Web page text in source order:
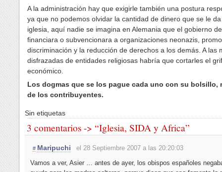
A la administración hay que exigirle también una postura
ya que no podemos olvidar la cantidad de dinero que se le
iglesia, aquí nadie se imagina en Alemania que el gobierno
financiara o subvencionara a organizaciones neonazis,
discriminación y la reducción de derechos a los demás. A las
disfrazadas de entidades religiosas habría que cortarles el
económico.
Los dogmas que se los pague cada uno con su bolsillo,
de los contribuyentes.
Sin etiquetas
3 comentarios -> “Iglesia, SIDA y Africa”
# Maripuchi
el 28 Septiembre 2007 a las 20:20:03
Vamos a ver, Asier … antes de ayer, los obispos españoles